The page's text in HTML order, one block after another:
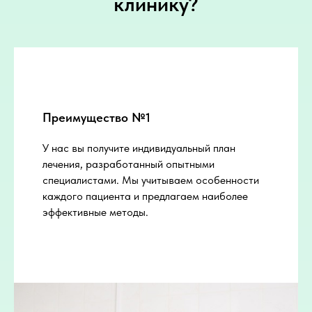
Преимущество №1
У нас вы получите индивидуальный план
лечения, разработанный опытными
специалистами. Мы учитываем особенности
каждого пациента и предлагаем наиболее
эффективные методы.